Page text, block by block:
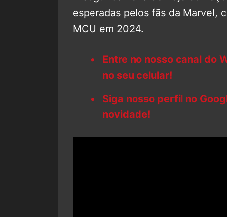
esperadas pelos fãs da Marvel,
MCU em 2024.
Entre no nosso canal do
no seu celular!
Siga nosso perfil no
novidade!